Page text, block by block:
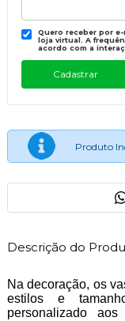
Quero receber por
loja virtual. A
acordo com a
Produto
Descrição do
Na decoração, os
estilos e
personalizado